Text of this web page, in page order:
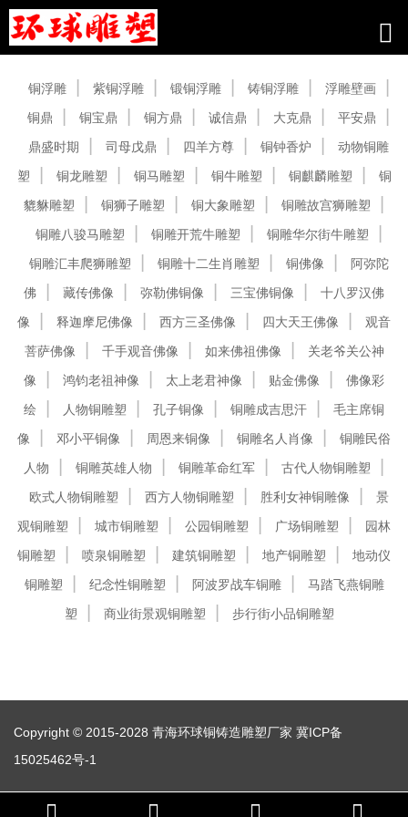
铜浮雕 紫铜浮雕 锻铜浮雕 铸铜浮雕
浮雕壁画
铜鼎
铜宝鼎 铜方鼎 诚信鼎 大克鼎
平安鼎
鼎盛时期
司母戊鼎 四羊方尊 铜钟香炉
动物铜雕
塑
铜龙雕塑 铜马雕塑 铜牛雕塑 铜麒麟雕塑
铜
貔貅雕塑
铜狮子雕塑 铜大象雕塑
铜雕故宫狮雕塑
铜雕八骏马雕塑
铜雕开荒牛雕塑
铜雕华尔街牛雕塑
铜雕汇丰爬狮雕塑
铜雕十二生肖雕塑 铜佛像
阿弥陀
佛
藏传佛像 弥勒佛铜像 三宝佛铜像
十八罗汉佛
像
释迦摩尼佛像 西方三圣佛像 四大天王佛像
观音
菩萨佛像
千手观音佛像 如来佛祖佛像
关老爷关公神
像
鸿钧老祖神像 太上老君神像 贴金佛像
佛像彩
绘
人物铜雕塑 孔子铜像 铜雕成吉思汗
毛主席铜
像
邓小平铜像 周恩来铜像 铜雕名人肖像
铜雕民俗
人物
铜雕英雄人物 铜雕革命红军
古代人物铜雕塑
欧式人物铜雕塑
西方人物铜雕塑 胜利女神铜雕像
景
观铜雕塑
城市铜雕塑 公园铜雕塑 广场铜雕塑
园林
铜雕塑
喷泉铜雕塑 建筑铜雕塑 地产铜雕塑
地动仪
铜雕塑
纪念性铜雕塑 阿波罗战车铜雕
马踏飞燕铜雕
塑
商业街景观铜雕塑 步行街小品铜雕塑
Copyright © 2015-2028 青海环球铜铸造雕塑厂家 冀ICP备
15025462号-1